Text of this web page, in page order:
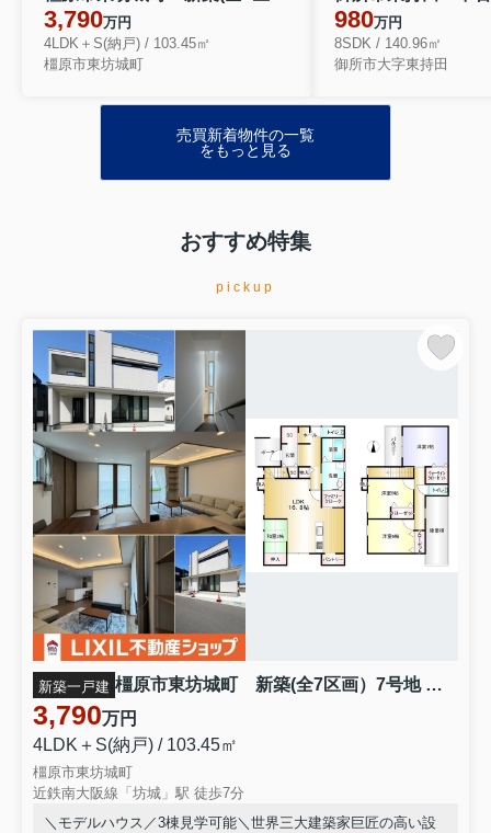
3,790万円
4LDK＋S(納戸) / 103.45㎡
橿原市東坊城町
980万円
8SDK / 140.96㎡
御所市大字東持田
売買新着物件の一覧
をもっと見る
おすすめ特集
pickup
新築一戸建 橿原市東坊城町 新築(全7区画）7号地 モデルハウス
3,790万円
4LDK＋S(納戸) / 103.45㎡
橿原市東坊城町
近鉄南大阪線「坊城」駅 徒歩7分
＼モデルハウス／3棟見学可能＼世界三大建築家巨匠の高い設